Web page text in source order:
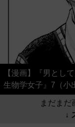
【漫画】『男とし
生物学女子』7（小
まだまだ
↓